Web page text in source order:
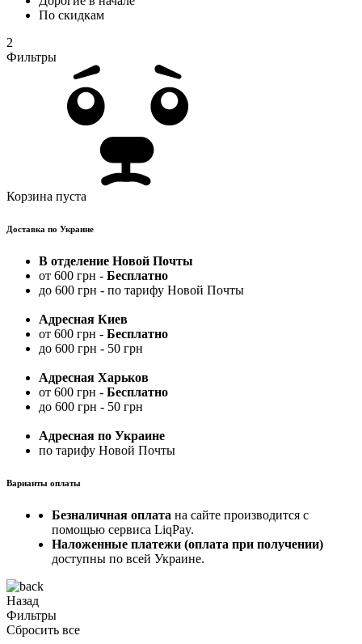
По скидкам
2
Фильтры
Корзина пуста
Доставка по Украине
В отделение Новой Почты
от 600 грн - Бесплатно
до 600 грн - по тарифу Новой Почты
Адресная Киев
от 600 грн - Бесплатно
до 600 грн - 50 грн
Адресная Харьков
от 600 грн - Бесплатно
до 600 грн - 50 грн
Адресная по Украине
по тарифу Новой Почты
Варианты оплаты
Безналичная оплата на сайте производится с
помощью сервиса LiqPay.
Наложенные платежи (оплата при получении)
доступны по всей Украине.
Назад
Фильтры
Сбросить все